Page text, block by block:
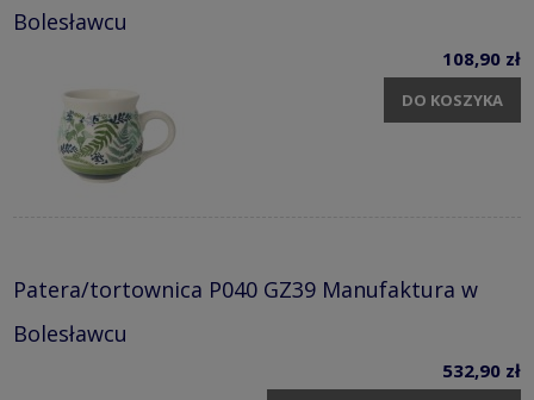
Bolesławcu
108,90 zł
DO KOSZYKA
Patera/tortownica P040 GZ39 Manufaktura w
Bolesławcu
532,90 zł